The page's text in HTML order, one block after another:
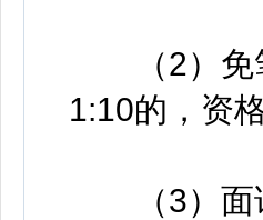
（2）免笔
1:10的，资
（3）面